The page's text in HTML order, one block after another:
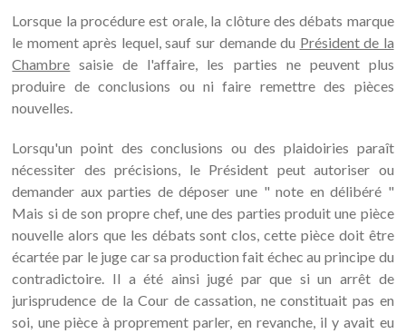
Lorsque la procédure est orale, la clôture des débats marque
le moment après lequel, sauf sur demande du Président de la
Chambre saisie de l'affaire, les parties ne peuvent plus
produire de conclusions ou ni faire remettre des pièces
nouvelles.
Lorsqu'un point des conclusions ou des plaidoiries paraît
nécessiter des précisions, le Président peut autoriser ou
demander aux parties de déposer une " note en délibéré "
Mais si de son propre chef, une des parties produit une pièce
nouvelle alors que les débats sont clos, cette pièce doit être
écartée par le juge car sa production fait échec au principe du
contradictoire. Il a été ainsi jugé par que si un arrêt de
jurisprudence de la Cour de cassation, ne constituait pas en
soi, une pièce à proprement parler, en revanche, il y avait eu